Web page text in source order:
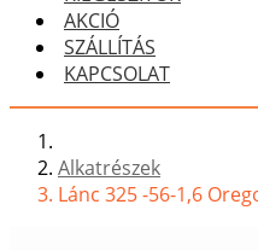
AKCIÓ
SZÁLLÍTÁS
KAPCSOLAT
Alkatrészek
Lánc 325 -56-1,6